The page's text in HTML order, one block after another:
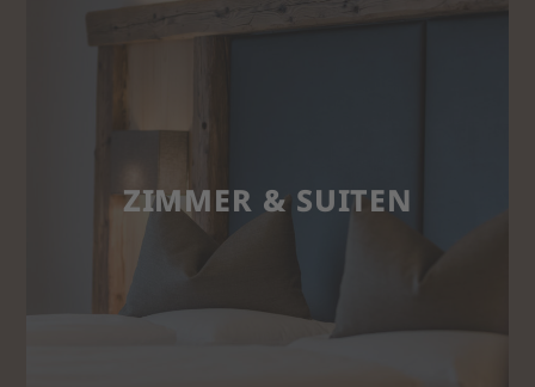
ZIMMER & SUITEN